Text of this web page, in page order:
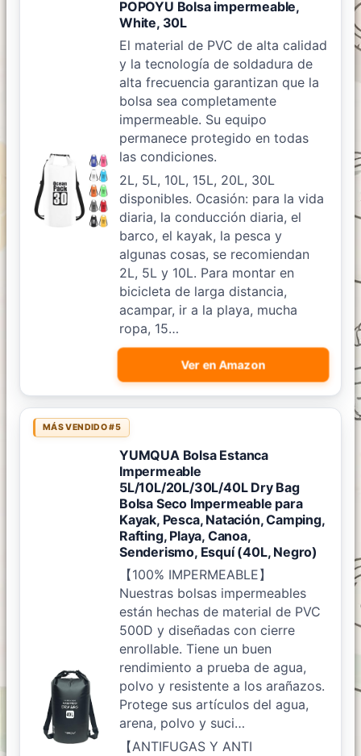
POPOYU Bolsa impermeable,
White, 30L
El material de PVC de alta calidad
y la tecnología de soldadura de
alta frecuencia garantizan que la
bolsa sea completamente
impermeable. Su equipo
permanece protegido en todas
las condiciones.
2L, 5L, 10L, 15L, 20L, 30L
disponibles. Ocasión: para la vida
diaria, la conducción diaria, el
barco, el kayak, la pesca y
algunas cosas, se recomiendan
2L, 5L y 10L. Para montar en
bicicleta de larga distancia,
acampar, ir a la playa, mucha
ropa, 15…
Ver en Amazon
MÁS VENDIDO #5
YUMQUA Bolsa Estanca
Impermeable
5L/10L/20L/30L/40L Dry Bag
Bolsa Seco Impermeable para
Kayak, Pesca, Natación, Camping,
Rafting, Playa, Canoa,
Senderismo, Esquí (40L, Negro)
【100% IMPERMEABLE】
Nuestras bolsas impermeables
están hechas de material de PVC
500D y diseñadas con cierre
enrollable. Tiene un buen
rendimiento a prueba de agua,
polvo y resistente a los arañazos.
Protege sus artículos del agua,
arena, polvo y suci…
【ANTIFUGAS Y ANTI